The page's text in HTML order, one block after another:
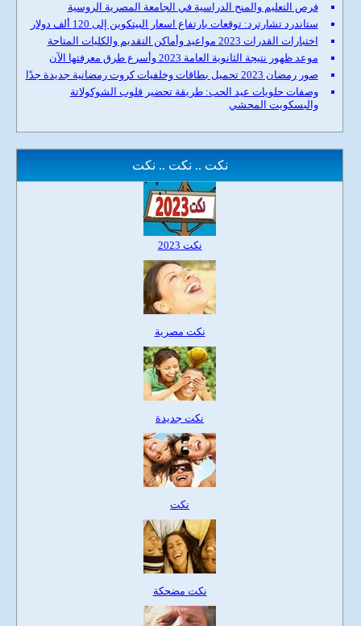
فرص التعليم والمنح الدراسية في الجامعة المصرية الروسية
ستاندرد تشارترد: توقعات بارتفاع اسعار البيتكوين إلى 120 ألف دولار
اختبارات القدرات 2023 مواعيد وأماكن التقديم والكليات المتاحة
موعد ظهور نتيجة الثانوية العامة 2023 وأسرع طرق معرفتها الآن
صور رمضان 2023 تحميل بطاقات وخلفيات كروت رمضانية جديدة جدًا
وصفات حلويات عيد الحب: طريقة تحضير قلوب الشوكولاتة
والبسكويت المحشي
نكت .. نكت .. نكت
نكت 2023
نكت مصرية
نكت جديدة
نكت
نكت مضحكة